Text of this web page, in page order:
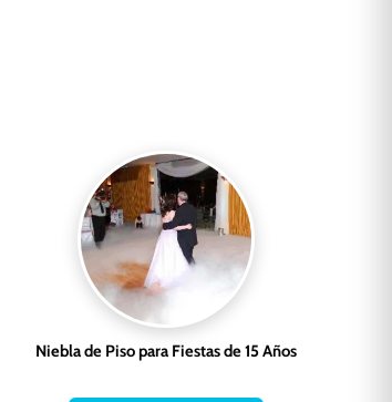
Niebla de Piso para Fiestas de 15 Años